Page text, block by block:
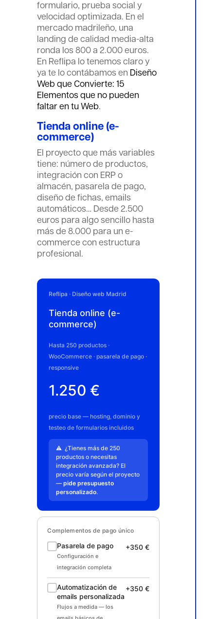
formulario, prueba social y
velocidad optimizada. En el
mercado madrileño, una
landing de calidad media-alta
ronda los 800 a 2.000 euros.
En Reflipa lo tenemos claro y
ya te lo contábamos en Diseño
Web que Convierte: 15
Elementos que no pueden
faltar en tu Web.
Tienda online (e-
commerce)
El proyecto que más variables
tiene: número de productos,
integración con ERP o
almacén, pasarela de pago,
diseño de fichas, emails
automáticos… Desde 2.500
euros para algo sencillo hasta
más de 8.000 para un e-
commerce con estructura
profesional.
Reflipa · Diseño web Madrid
Tienda online (e-
commerce)
Hasta 250 productos ·
WooCommerce · pasarela de pago ·
responsive
1.250 €
precio base — hosting, dominio y
testeo de formularios incluidos
⚠️ ¿Tienes más de 250
productos o necesitas
integración avanzada? El
precio varía según el proyecto
— pide presupuesto
personalizado.
Complementos de pago único
Pasarela de pago
Configuración e
integración completa
+350 €
Automatización de
emails personalizada
Flujos a medida — los
+350 €